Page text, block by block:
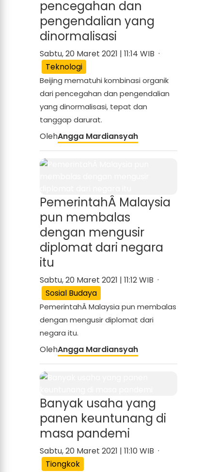
pencegahan dan
pengendalian yang
dinormalisasi
Sabtu, 20 Maret 2021 | 11:14 WIB ·
Teknologi
Beijing mematuhi kombinasi organik
dari pencegahan dan pengendalian
yang dinormalisasi, tepat dan
tanggap darurat.
OlehAngga Mardiansyah
PemerintahÂ Malaysia
pun membalas
dengan mengusir
diplomat dari negara
itu
Sabtu, 20 Maret 2021 | 11:12 WIB ·
Sosial Budaya
PemerintahÂ Malaysia pun membalas
dengan mengusir diplomat dari
negara itu.
OlehAngga Mardiansyah
Banyak usaha yang
panen keuntunang di
masa pandemi
Sabtu, 20 Maret 2021 | 11:10 WIB ·
Tiongkok